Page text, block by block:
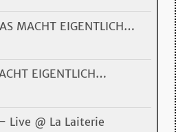
MACHT EIGENTLICH…
EIGENTLICH…
Live @ La Laiterie